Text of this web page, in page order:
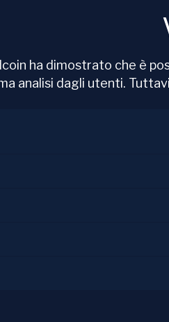
ha dimostrato che è
analisi dagli utenti.